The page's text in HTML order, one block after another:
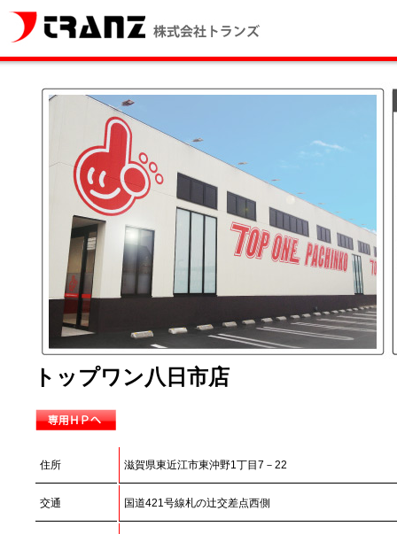
トップワン八日市店
住所 滋賀県東近江市東沖野1丁目7－22
交通 国道421号線札の辻交差点西側